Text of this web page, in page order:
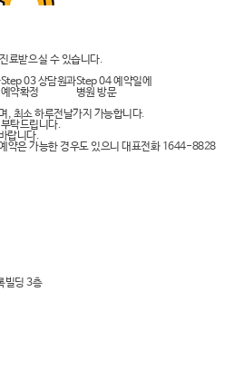
료받으실 수 있습니다.
Step 03상담원과
예약확정
Step 04예약일에
병원 방문
, 최소 하루전날가지 가능합니다.
탁드립니다.
랍니다.
약은 가능한 경우도 있으니 대표전화 1644-8828
빌딩 3층